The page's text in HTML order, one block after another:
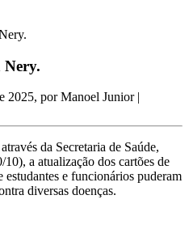
Nery.
2025, porManoel Junior |
da Secretaria de Saúde,
a atualização dos cartões de
e funcionários puderam
diversas doenças.